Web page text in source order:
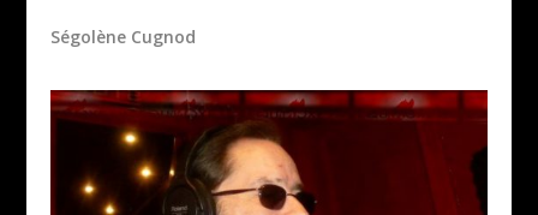
Ségolène Cugnod